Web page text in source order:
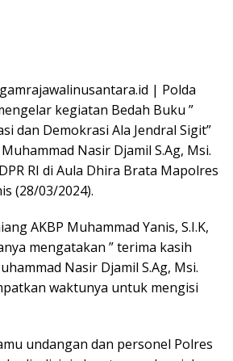
| Polda
kegiatan Bedah Buku ”
dan Demokrasi Ala Jendral Sigit”
Nasir Djamil S.Ag, Msi.
RI di Aula Dhira Brata Mapolres
(28/03/2024).
AKBP Muhammad Yanis, S.I.K,
mengatakan ” terima kasih
Nasir Djamil S.Ag, Msi.
waktunya untuk mengisi
undangan dan personel Polres